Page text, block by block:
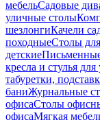
мебельСадовые
уличные столы
шезлонгиКачели
походныеСтолы
детские
кресла и стулья
табуретки,
баниЖурнальные
офисаСтолы
офисаМягкая